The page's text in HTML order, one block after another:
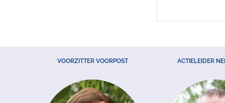
VOORZITTER VOORPOST ACTIELEIDER